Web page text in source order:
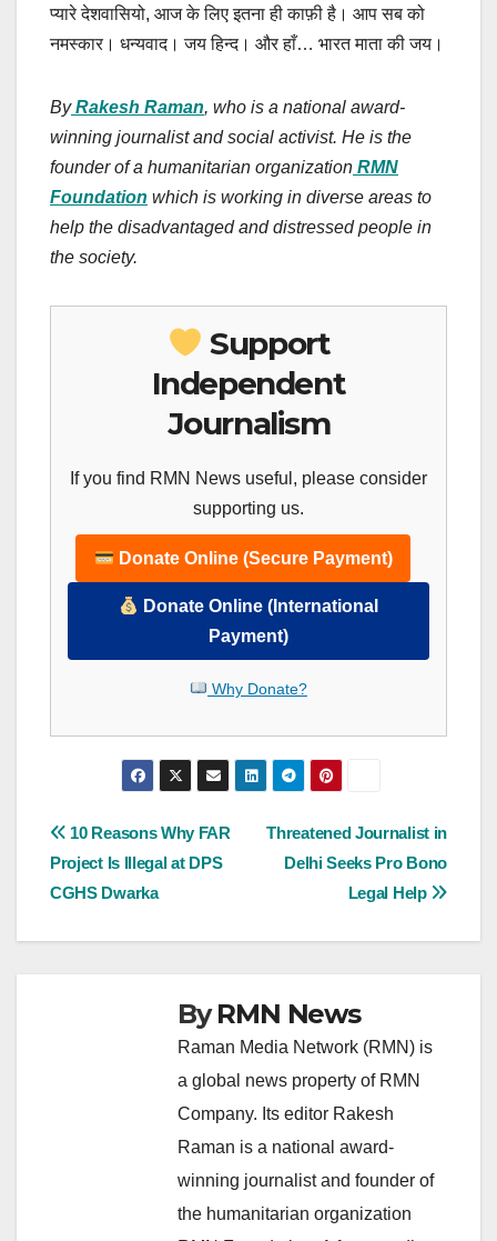
प्यारे देशवासियो, आज के लिए इतना ही काफ़ी है। आप सब को
नमस्कार। धन्यवाद। जय हिन्द। और हाँ… भारत माता की जय।
By Rakesh Raman, who is a national award-
winning journalist and social activist. He is the
founder of a humanitarian organization RMN
Foundation which is working in diverse areas to
help the disadvantaged and distressed people in
the society.
Support
Independent
Journalism
If you find RMN News useful, please consider
supporting us.
Donate Online (Secure Payment)
Donate Online (International
Payment)
Why Donate?
Post
navigation
Threatened Journalist in
Delhi Seeks Pro Bono
Legal Help
10 Reasons Why FAR
Project Is Illegal at DPS
CGHS Dwarka
ByRMN News
Raman Media Network (RMN) is
a global news property of RMN
Company. Its editor Rakesh
Raman is a national award-
winning journalist and founder of
the humanitarian organization